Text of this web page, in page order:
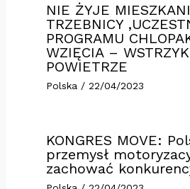
NIE ŻYJE
TRZEBNICY
PROGRAMU
WZIĘCIA –
POWIETRZE
Polska / 22/04/2023
KONGRES MOVE:
przemysł
zachować